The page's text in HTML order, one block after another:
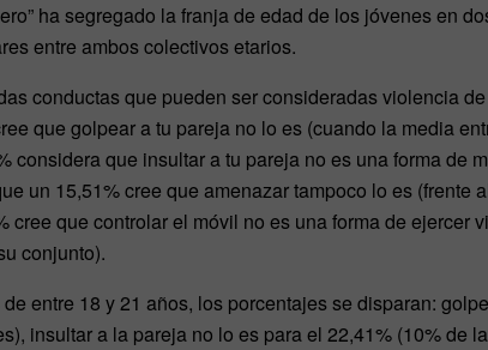
ha segregado la franja de edad de los jóvenes en
entre ambos colectivos etarios.
conductas que pueden ser consideradas violencia
que golpear a tu pareja no lo es (cuando la media
considera que insultar a tu pareja no es una forma de
un 15,51% cree que amenazar tampoco lo es (frente
cree que controlar el móvil no es una forma de ejercer
conjunto).
entre 18 y 21 años, los porcentajes se disparan:
insultar a la pareja no lo es para el 22,41% (10% de